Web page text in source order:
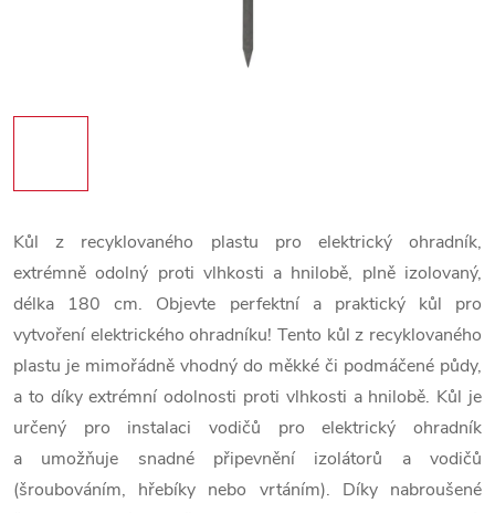
Kůl z recyklovaného plastu pro elektrický ohradník,
extrémně odolný proti vlhkosti a hnilobě, plně izolovaný,
délka 180 cm. Objevte perfektní a praktický kůl pro
vytvoření elektrického ohradníku! Tento kůl z recyklovaného
plastu je mimořádně vhodný do měkké či podmáčené půdy,
a to díky extrémní odolnosti proti vlhkosti a hnilobě. Kůl je
určený pro instalaci vodičů pro elektrický ohradník
a umožňuje snadné připevnění izolátorů a vodičů
(šroubováním, hřebíky nebo vrtáním). Díky nabroušené